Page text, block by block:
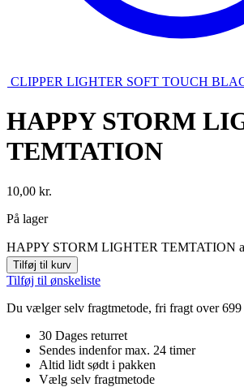
CLIPPER LIGHTER SOFT TOUCH
HAPPY STORM
TEMTATION
10,00 kr.
På lager
HAPPY STORM LIGHTER TEMTATION
Tilføj til kurv
Tilføj til ønskeliste
Du vælger selv fragtmetode, fri fragt over 699
30 Dages returret
Sendes indenfor max. 24 timer
Altid lidt sødt i pakken
Vælg selv fragtmetode